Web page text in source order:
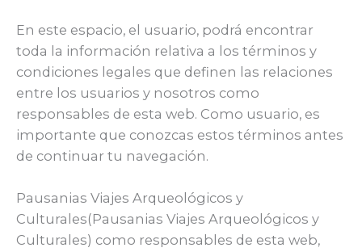
En este espacio, el usuario, podrá encontrar
toda la información relativa a los términos y
condiciones legales que definen las relaciones
entre los usuarios y nosotros como
responsables de esta web. Como usuario, es
importante que conozcas estos términos antes
de continuar tu navegación.
Pausanias Viajes Arqueológicos y
Culturales(Pausanias Viajes Arqueológicos y
Culturales) como responsables de esta web,